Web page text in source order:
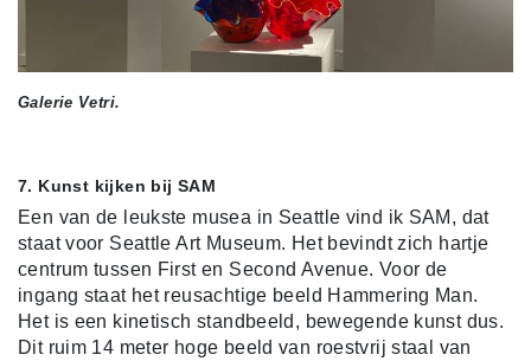
Galerie Vetri.
7. Kunst kijken bij SAM
Een van de leukste musea in Seattle vind ik SAM, dat
staat voor Seattle Art Museum. Het bevindt zich hartje
centrum tussen First en Second Avenue. Voor de
ingang staat het reusachtige beeld Hammering Man.
Het is een kinetisch standbeeld, bewegende kunst dus.
Dit ruim 14 meter hoge beeld van roestvrij staal van